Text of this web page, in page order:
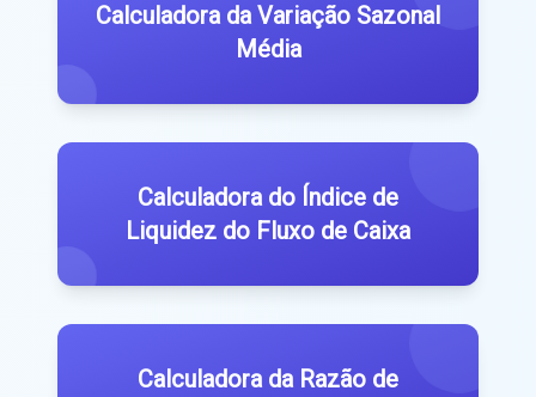
Calculadora da Variação Sazonal
Média
Calculadora do Índice de
Liquidez do Fluxo de Caixa
Calculadora da Razão de